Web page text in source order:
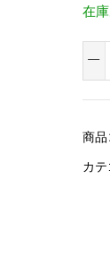
在
認
知
力
を
商
カ